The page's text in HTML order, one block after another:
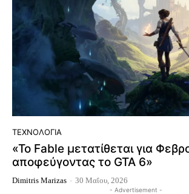
ΤΕΧΝΟΛΟΓΊΑ
«Το Fable μετατίθεται για
αποφεύγοντας το GTA 6»
Dimitris Marizas - 30 Μαΐου, 2026
- Advertisement -